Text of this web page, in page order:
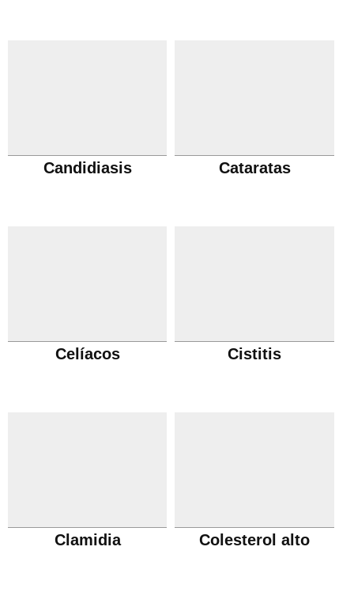
Candidiasis Cataratas
Celíacos Cistitis
Clamidia Colesterol alto